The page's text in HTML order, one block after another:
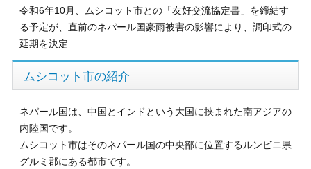
令和6年10月、ムシコット市との「友好交流協定書」を締結す
る予定が、直前のネパール国豪雨被害の影響により、調印式の
延期を決定
ムシコット市の紹介
ネパール国は、中国とインドという大国に挟まれた南アジアの
内陸国です。
ムシコット市はそのネパール国の中央部に位置するルンビニ県
グルミ郡にある都市です。